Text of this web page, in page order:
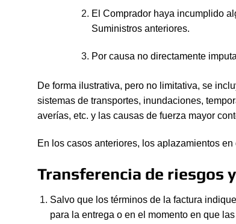
El Comprador haya incumplido
Suministros anteriores.
Por causa no directamente
De forma ilustrativa, pero no limitativa, se
sistemas de transportes, inundaciones,
averías, etc. y las causas de fuerza mayor
En los casos anteriores, los aplazamientos
Transferencia de riesgos
Salvo que los términos de la factura
para la entrega o en el momento en que